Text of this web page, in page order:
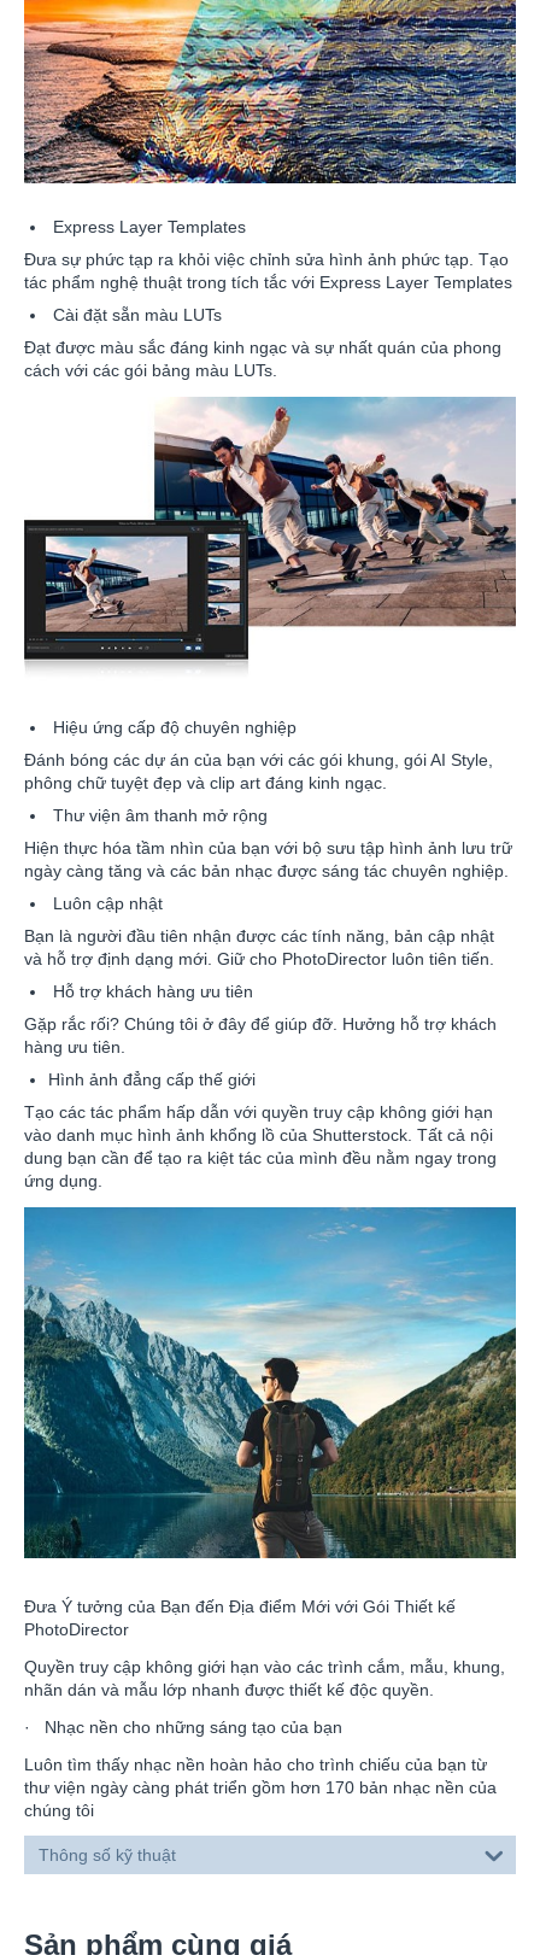
Express Layer Templates
Đưa sự phức tạp ra khỏi việc chỉnh sửa hình ảnh phức tạp. Tạo
tác phẩm nghệ thuật trong tích tắc với Express Layer Templates
Cài đặt sẵn màu LUTs
Đạt được màu sắc đáng kinh ngạc và sự nhất quán của phong
cách với các gói bảng màu LUTs.
Hiệu ứng cấp độ chuyên nghiệp
Đánh bóng các dự án của bạn với các gói khung, gói AI Style,
phông chữ tuyệt đẹp và clip art đáng kinh ngạc.
Thư viện âm thanh mở rộng
Hiện thực hóa tầm nhìn của bạn với bộ sưu tập hình ảnh lưu trữ
ngày càng tăng và các bản nhạc được sáng tác chuyên nghiệp.
Luôn cập nhật
Bạn là người đầu tiên nhận được các tính năng, bản cập nhật
và hỗ trợ định dạng mới. Giữ cho PhotoDirector luôn tiên tiến.
Hỗ trợ khách hàng ưu tiên
Gặp rắc rối? Chúng tôi ở đây để giúp đỡ. Hưởng hỗ trợ khách
hàng ưu tiên.
Hình ảnh đẳng cấp thế giới
Tạo các tác phẩm hấp dẫn với quyền truy cập không giới hạn
vào danh mục hình ảnh khổng lồ của Shutterstock. Tất cả nội
dung bạn cần để tạo ra kiệt tác của mình đều nằm ngay trong
ứng dụng.
Đưa Ý tưởng của Bạn đến Địa điểm Mới với Gói Thiết kế
PhotoDirector
Quyền truy cập không giới hạn vào các trình cắm, mẫu, khung,
nhãn dán và mẫu lớp nhanh được thiết kế độc quyền.
· Nhạc nền cho những sáng tạo của bạn
Luôn tìm thấy nhạc nền hoàn hảo cho trình chiếu của bạn từ
thư viện ngày càng phát triển gồm hơn 170 bản nhạc nền của
chúng tôi
Thông số kỹ thuật
Sản phẩm cùng giá